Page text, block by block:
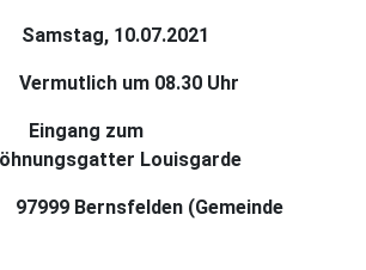
10.07.2021
um 08.30 Uhr
zum
Louisgarde
(Gemeinde